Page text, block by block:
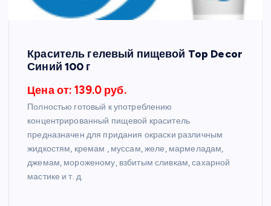
Краситель гелевый пищевой Top Decor
Синий 100 г
Цена от: 139.0 руб.
Полностью готовый к употреблению
концентрированный пищевой краситель
предназначен для придания окраски различным
жидкостям, кремам , муссам, желе, мармеладам,
джемам, мороженому, взбитым сливкам, сахарной
мастике и т. д.